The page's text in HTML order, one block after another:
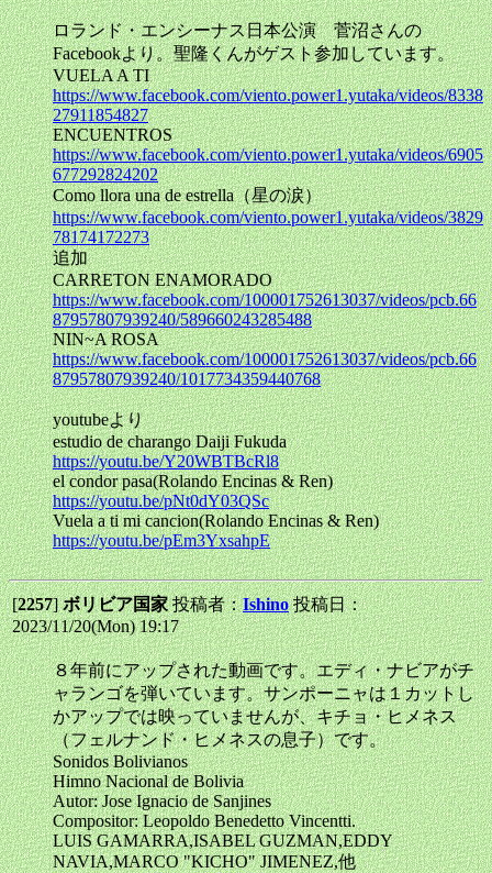
ロランド・エンシーナス日本公演 菅沼さんの
Facebookより。聖隆くんがゲスト参加しています。
VUELA A TI
https://www.facebook.com/viento.power1.yutaka/videos/8338
27911854827
ENCUENTROS
https://www.facebook.com/viento.power1.yutaka/videos/6905
677292824202
Como llora una de estrella（星の涙）
https://www.facebook.com/viento.power1.yutaka/videos/3829
78174172273
追加
CARRETON ENAMORADO
https://www.facebook.com/100001752613037/videos/pcb.66
87957807939240/589660243285488
NIN~A ROSA
https://www.facebook.com/100001752613037/videos/pcb.66
87957807939240/1017734359440768
youtubeより
estudio de charango Daiji Fukuda
https://youtu.be/Y20WBTBcRl8
el condor pasa(Rolando Encinas & Ren)
https://youtu.be/pNt0dY03QSc
Vuela a ti mi cancion(Rolando Encinas & Ren)
https://youtu.be/pEm3YxsahpE
[2257]ボリビア国家投稿者：Ishino 投稿日：
2023/11/20(Mon) 19:17
８年前にアップされた動画です。エディ・ナビアがチ
ャランゴを弾いています。サンポーニャは１カットし
かアップでは映っていませんが、キチョ・ヒメネス
（フェルナンド・ヒメネスの息子）です。
Sonidos Bolivianos
Himno Nacional de Bolivia
Autor: Jose Ignacio de Sanjines
Compositor: Leopoldo Benedetto Vincentti.
LUIS GAMARRA,ISABEL GUZMAN,EDDY
NAVIA,MARCO "KICHO" JIMENEZ,他